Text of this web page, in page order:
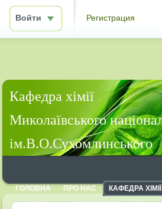
Войти Регистрация
Кафедра хімії
Миколаївського
ім.В.О.Сухомлинського
ГОЛОВНА ПРО НАС КАФЕДРА ХІМІЇ